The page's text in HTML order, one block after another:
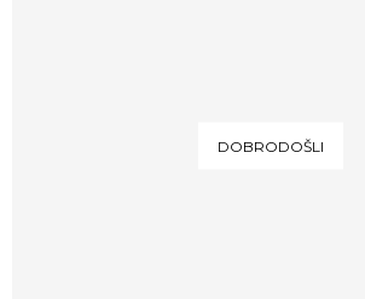
DOBRODOŠLI